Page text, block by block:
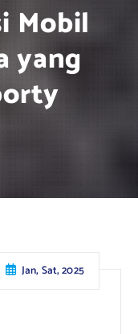
Mobil
yang
Jan, Sat, 2025